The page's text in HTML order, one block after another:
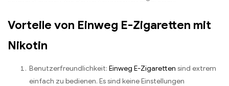
Vorteile von Einweg E-Zigaretten mit
Nikotin
Benutzerfreundlichkeit: Einweg E-Zigaretten sind extrem
einfach zu bedienen. Es sind keine Einstellungen